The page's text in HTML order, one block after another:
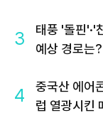
3
태풍 '돌핀'·'
예상 경로는?
4
중국산 에어
럽 열광시킨